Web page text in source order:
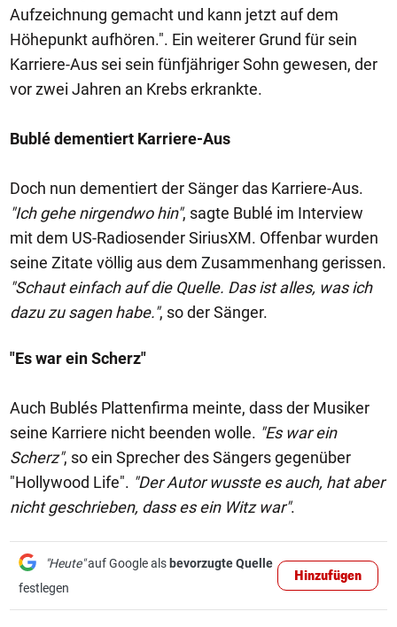
Aufzeichnung gemacht und kann jetzt auf dem
Höhepunkt aufhören.". Ein weiterer Grund für sein
Karriere-Aus sei sein fünfjähriger Sohn gewesen, der
vor zwei Jahren an Krebs erkrankte.
Bublé dementiert Karriere-Aus
Doch nun dementiert der Sänger das Karriere-Aus.
"Ich gehe nirgendwo hin", sagte Bublé im Interview
mit dem US-Radiosender SiriusXM. Offenbar wurden
seine Zitate völlig aus dem Zusammenhang gerissen.
"Schaut einfach auf die Quelle. Das ist alles, was ich
dazu zu sagen habe.", so der Sänger.
"Es war ein Scherz"
Auch Bublés Plattenfirma meinte, dass der Musiker
seine Karriere nicht beenden wolle. "Es war ein
Scherz", so ein Sprecher des Sängers gegenüber
"Hollywood Life". "Der Autor wusste es auch, hat aber
nicht geschrieben, dass es ein Witz war".
"Heute"auf Google als bevorzugte Quelle
festlegen
Hinzufügen